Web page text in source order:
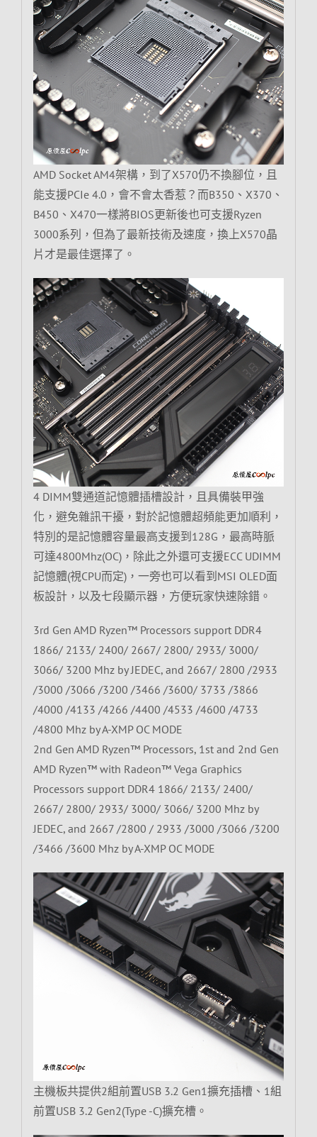
AMD Socket AM4架構，到了X570仍不換腳位，且
能支援PCIe 4.0，會不會太香惹？而B350、X370、
B450、X470一樣將BIOS更新後也可支援Ryzen
3000系列，但為了最新技術及速度，換上X570晶
片才是最佳選擇了。
4 DIMM雙通道記憶體插槽設計，且具備裝甲強
化，避免雜訊干擾，對於記憶體超頻能更加順利，
特別的是記憶體容量最高支援到128G，最高時脈
可達4800Mhz(OC)，除此之外還可支援ECC UDIMM
記憶體(視CPU而定)，一旁也可以看到MSI OLED面
板設計，以及七段顯示器，方便玩家快速除錯。
3rd Gen AMD Ryzen™ Processors support DDR4
1866/ 2133/ 2400/ 2667/ 2800/ 2933/ 3000/
3066/ 3200 Mhz by JEDEC, and 2667/ 2800 /2933
/3000 /3066 /3200 /3466 /3600/ 3733 /3866
/4000 /4133 /4266 /4400 /4533 /4600 /4733
/4800 Mhz by A-XMP OC MODE
2nd Gen AMD Ryzen™ Processors, 1st and 2nd Gen
AMD Ryzen™ with Radeon™ Vega Graphics
Processors support DDR4 1866/ 2133/ 2400/
2667/ 2800/ 2933/ 3000/ 3066/ 3200 Mhz by
JEDEC, and 2667 /2800 / 2933 /3000 /3066 /3200
/3466 /3600 Mhz by A-XMP OC MODE
主機板共提供2組前置USB 3.2 Gen1擴充插槽、1組
前置USB 3.2 Gen2(Type -C)擴充槽。